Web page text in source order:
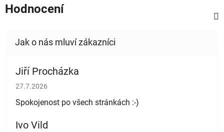
Hodnocení
Jiří Procházka
Hodnocení obchodu je 5 z 5 hvězdiček.
27.7.2026
Spokojenost po všech stránkách :-)
Ivo Vild